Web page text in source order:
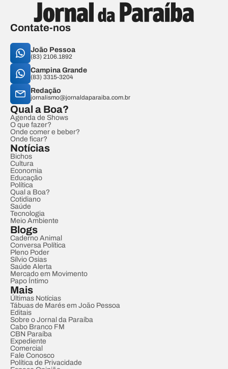
Contate-nos
João Pessoa
(83) 2106.1892
Campina Grande
(83) 3315-3204
Redação
jornalismo@jornaldaparaiba.com.br
Qual a Boa?
Agenda de Shows
O que fazer?
Onde comer e beber?
Onde ficar?
Notícias
Bichos
Cultura
Economia
Educação
Política
Qual a Boa?
Cotidiano
Saúde
Tecnologia
Meio Ambiente
Blogs
Caderno Animal
Conversa Política
Pleno Poder
Sílvio Osias
Saúde Alerta
Mercado em Movimento
Papo Íntimo
Mais
Últimas Notícias
Tábuas de Marés em João Pessoa
Editais
Sobre o Jornal da Paraíba
Cabo Branco FM
CBN Paraíba
Expediente
Comercial
Fale Conosco
Política de Privacidade